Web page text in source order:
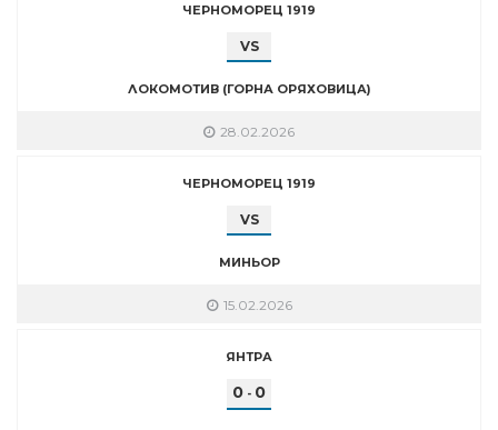
ЧЕРНОМОРЕЦ 1919
VS
ЛОКОМОТИВ (ГОРНА ОРЯХОВИЦА)
28.02.2026
ЧЕРНОМОРЕЦ 1919
VS
МИНЬОР
15.02.2026
ЯНТРА
0 - 0